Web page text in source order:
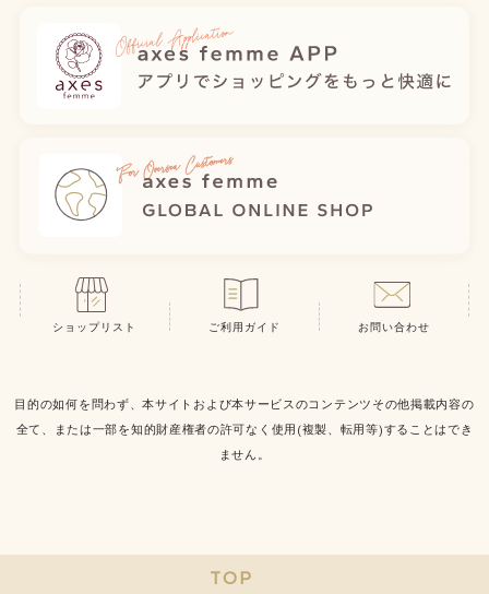
ショップリスト ご利用ガイド お問い合わせ
目的の如何を問わず、本サイトおよび本サービスのコンテンツその他掲載内容の
全て、または一部を知的財産権者の許可なく使用(複製、転用等)することはでき
ません。
TOP